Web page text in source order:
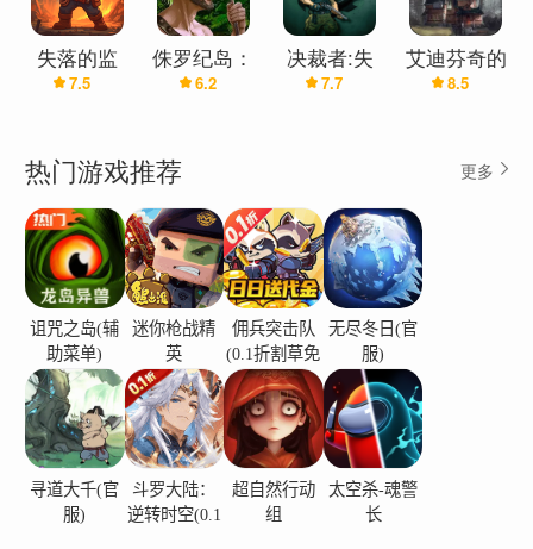
完整的高级游戏，无需游戏内购买机制。我们不出
售任何武器、弹药或任何会影响游戏体验的物品。
游戏中你将独自应对;)
使用最新的BRDF和BSDF光照模型的新优化渲染器
新增图形选项，改进的游戏分辨率，新增光效，新
的后处理和粒子特效改进的纹理和模型
重制的音频、音乐和视频
新增存档系统和检查点
改进的游戏玩法系统
新的战斗、技能和生成点新的反应、互动和配音
改进的玩家和敌人的行为、导航和动画控制器
整体难度提升
新增疯狂模式和成就
改进的本地化和用户界面
失落的监
狱:避难所
7.5
侏罗纪岛：
失落的方舟
6.2
决裁者:失
落的前哨
7.7
艾迪芬奇的
记忆
8.5
热门游戏推荐 更多
诅咒之岛(辅
助菜单)
迷你枪战精
英
佣兵突击队
(0.1折割草免
费版)
无尽冬日(官
服)
寻道大千(官
服)
斗罗大陆：
逆转时空(0.1
超自然行动
组
太空杀-魂警
长